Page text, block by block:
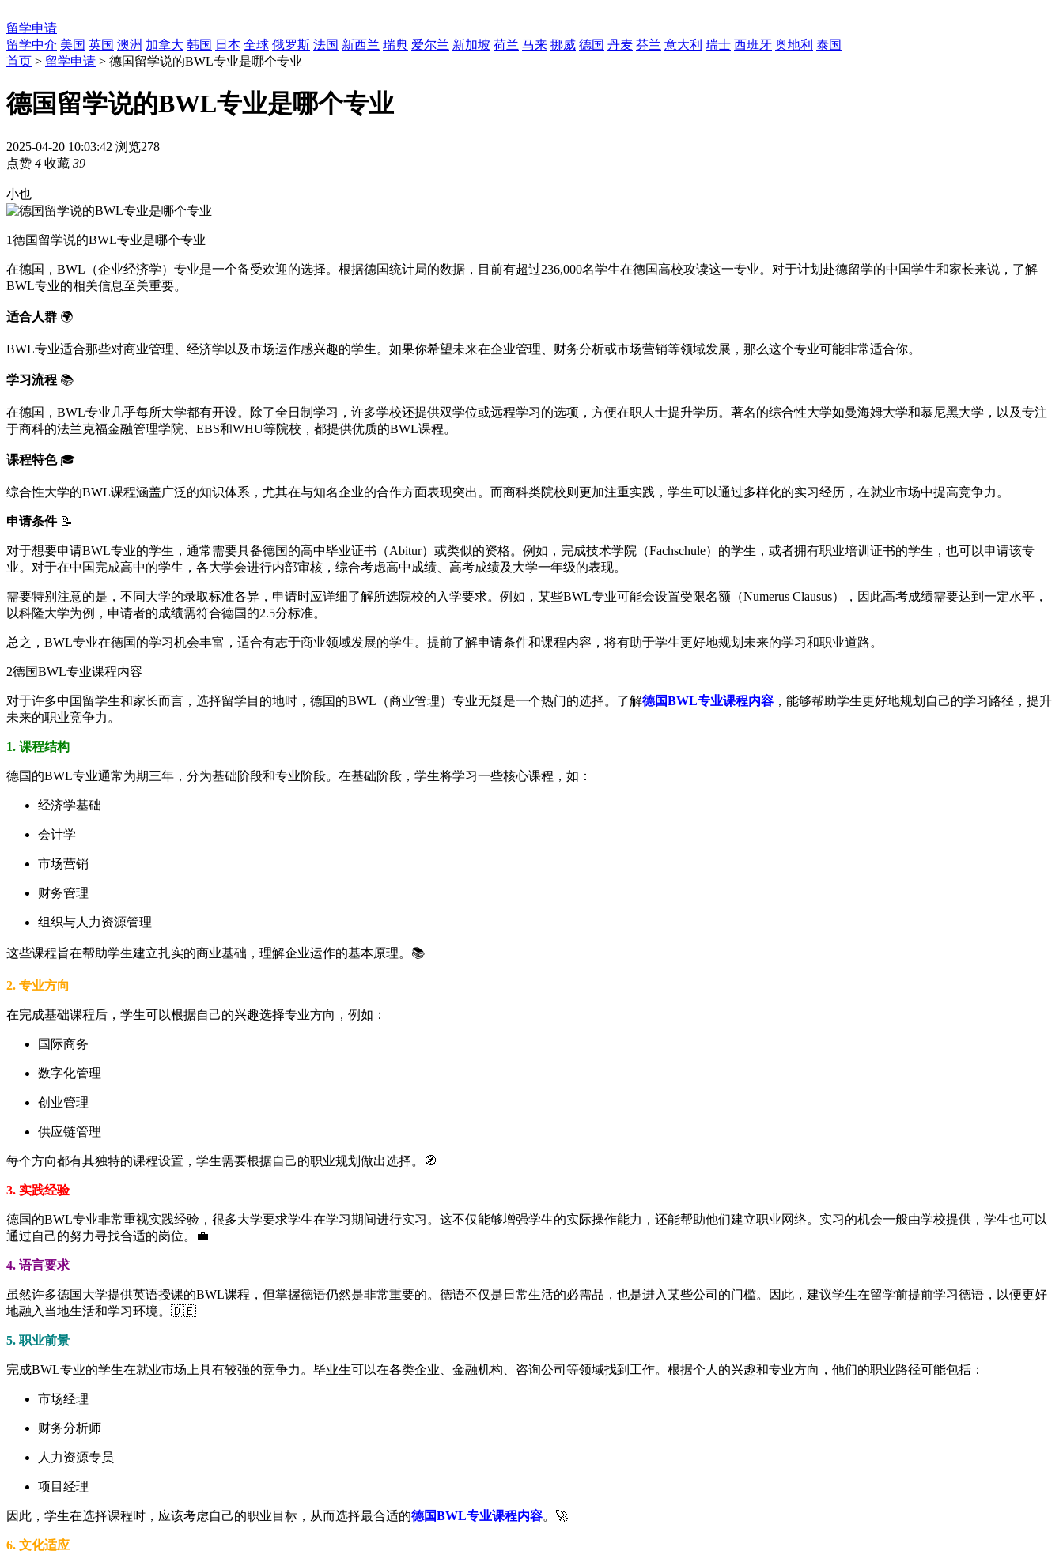
留学申请
留学中介 美国 英国 澳洲 加拿大 韩国 日本 全球 俄罗斯 法国 新西兰 瑞典 爱尔兰 新加坡 荷兰 马来 挪威 德国 丹麦 芬兰 意大利 瑞士 西班牙 奥地利 泰国
首页 > 留学申请 > 德国留学说的BWL专业是哪个专业
德国留学说的BWL专业是哪个专业
2025-04-20 10:03:42 浏览278
点赞 4 收藏 39
小也
1德国留学说的BWL专业是哪个专业
在德国，BWL（企业经济学）专业是一个备受欢迎的选择。根据德国统计局的数据，目前有超过236,000名学生在德国高校攻读这一专业。对于计划赴德留学的中国学生和家长来说，了解
BWL专业的相关信息至关重要。
适合人群 🌍
BWL专业适合那些对商业管理、经济学以及市场运作感兴趣的学生。如果你希望未来在企业管理、财务分析或市场营销等领域发展，那么这个专业可能非常适合你。
学习流程 📚
在德国，BWL专业几乎每所大学都有开设。除了全日制学习，许多学校还提供双学位或远程学习的选项，方便在职人士提升学历。著名的综合性大学如曼海姆大学和慕尼黑大学，以及专注
于商科的法兰克福金融管理学院、EBS和WHU等院校，都提供优质的BWL课程。
课程特色🎓
综合性大学的BWL课程涵盖广泛的知识体系，尤其在与知名企业的合作方面表现突出。而商科类院校则更加注重实践，学生可以通过多样化的实习经历，在就业市场中提高竞争力。
申请条件📝
对于想要申请BWL专业的学生，通常需要具备德国的高中毕业证书（Abitur）或类似的资格。例如，完成技术学院（Fachschule）的学生，或者拥有职业培训证书的学生，也可以申请该专
业。对于在中国完成高中的学生，各大学会进行内部审核，综合考虑高中成绩、高考成绩及大学一年级的表现。
需要特别注意的是，不同大学的录取标准各异，申请时应详细了解所选院校的入学要求。例如，某些BWL专业可能会设置受限名额（Numerus Clausus），因此高考成绩需要达到一定水平，
以科隆大学为例，申请者的成绩需符合德国的2.5分标准。
总之，BWL专业在德国的学习机会丰富，适合有志于商业领域发展的学生。提前了解申请条件和课程内容，将有助于学生更好地规划未来的学习和职业道路。
2德国BWL专业课程内容
对于许多中国留学生和家长而言，选择留学目的地时，德国的BWL（商业管理）专业无疑是一个热门的选择。了解德国BWL专业课程内容 ，能够帮助学生更好地规划自己的学习路径，提升
未来的职业竞争力。
1. 课程结构
德国的BWL专业通常为期三年，分为基础阶段和专业阶段。在基础阶段，学生将学习一些核心课程，如：
经济学基础
会计学
市场营销
财务管理
组织与人力资源管理
这些课程旨在帮助学生建立扎实的商业基础，理解企业运作的基本原理。📚
2. 专业方向
在完成基础课程后，学生可以根据自己的兴趣选择专业方向，例如：
国际商务
数字化管理
创业管理
供应链管理
每个方向都有其独特的课程设置，学生需要根据自己的职业规划做出选择。🧭
3. 实践经验
德国的BWL专业非常重视实践经验，很多大学要求学生在学习期间进行实习。这不仅能够增强学生的实际操作能力，还能帮助他们建立职业网络。实习的机会一般由学校提供，学生也可以
通过自己的努力寻找合适的岗位。💼
4. 语言要求
虽然许多德国大学提供英语授课的BWL课程，但掌握德语仍然是非常重要的。德语不仅是日常生活的必需品，也是进入某些公司的门槛。因此，建议学生在留学前提前学习德语，以便更好
地融入当地生活和学习环境。🇩🇪
5. 职业前景
完成BWL专业的学生在就业市场上具有较强的竞争力。毕业生可以在各类企业、金融机构、咨询公司等领域找到工作。根据个人的兴趣和专业方向，他们的职业路径可能包括：
市场经理
财务分析师
人力资源专员
项目经理
因此，学生在选择课程时，应该考虑自己的职业目标，从而选择最合适的德国BWL专业课程内容。🚀
6. 文化适应